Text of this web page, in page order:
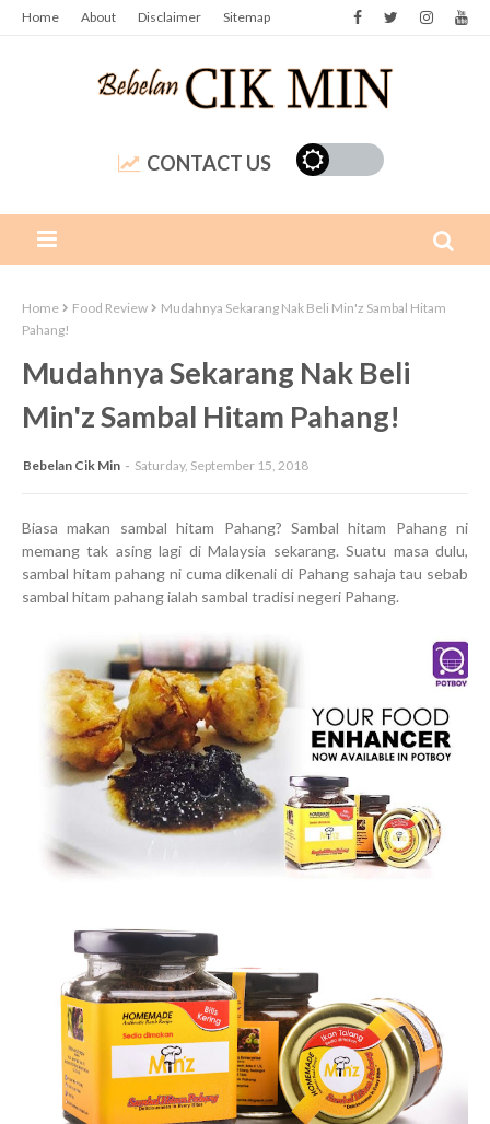
Home About Disclaimer Sitemap
CONTACT US
Home Food Review
Mudahnya Sekarang Nak Beli Min'z Sambal Hitam
Pahang!
Mudahnya Sekarang Nak Beli
Min'z Sambal Hitam Pahang!
Bebelan Cik Min Saturday, September 15, 2018
Biasa makan sambal hitam Pahang? Sambal hitam Pahang ni
memang tak asing lagi di Malaysia sekarang. Suatu masa dulu,
sambal hitam pahang ni cuma dikenali di Pahang sahaja tau sebab
sambal hitam pahang ialah sambal tradisi negeri Pahang.